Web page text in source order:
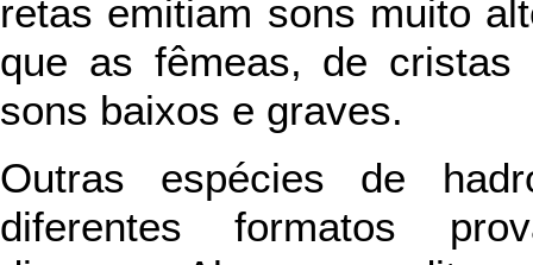
retas emitiam sons muito
que as fêmeas, de cristas
sons baixos e graves.
Outras espécies de
diferentes formatos